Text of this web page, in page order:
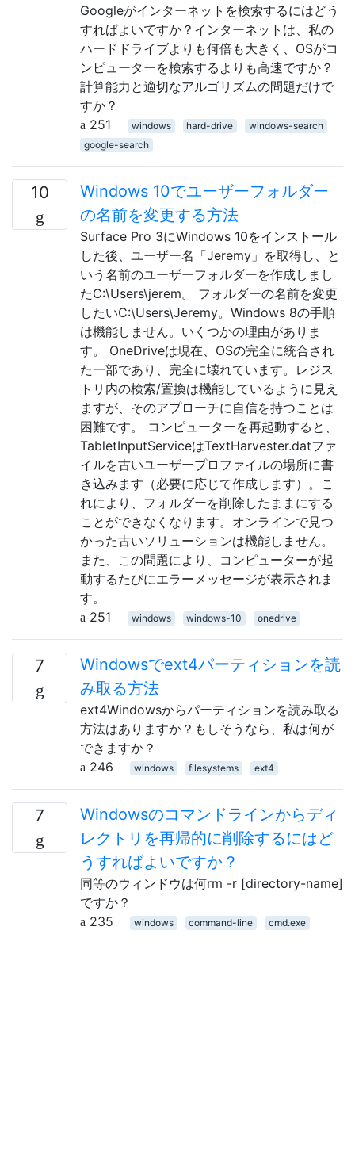
Googleがインターネットを検索するにはどう
すればよいですか？インターネットは、私の
ハードドライブよりも何倍も大きく、OSがコ
ンピューターを検索するよりも高速ですか？
計算能力と適切なアルゴリズムの問​​題だけで
すか？
251
windows hard-drive
windows-search
google-search
10
Windows 10でユーザーフォルダー
の名前を変更する方法
Surface Pro 3にWindows 10をインストール
した後、ユーザー名「Jeremy」を取得し、と
いう名前のユーザーフォルダーを作成しまし
たC:\Users\jerem。 フォルダーの名前を変更
したいC:\Users\Jeremy。Windows 8の手順
は機能しません。いくつかの理由がありま
す。 OneDriveは現在、OSの完全に統合され
た一部であり、完全に壊れています。レジス
トリ内の検索/置換は機能しているように見え
ますが、そのアプローチに自信を持つことは
困難です。 コンピューターを再起動すると、
TabletInputServiceはTextHarvester.datファ
イルを古いユーザープロファイルの場所に書
き込みます（必要に応じて作成します）。こ
れにより、フォルダーを削除したままにする
ことができなくなります。オンラインで見つ
かった古いソリューションは機能しません。
また、この問題により、コンピューターが起
動するたびにエラーメッセージが表示されま
す。
251
windows windows-10 onedrive
7
Windowsでext4パーティションを読
み取る方法
ext4Windowsからパーティションを読み取る
方法はありますか？もしそうなら、私は何が
できますか？
246
windows filesystems ext4
7
Windowsのコマンドラインからディ
レクトリを再帰的に削除するにはど
うすればよいですか？
同等のウィンドウは何rm -r [directory-name]
ですか？
235
windows command-line cmd.exe